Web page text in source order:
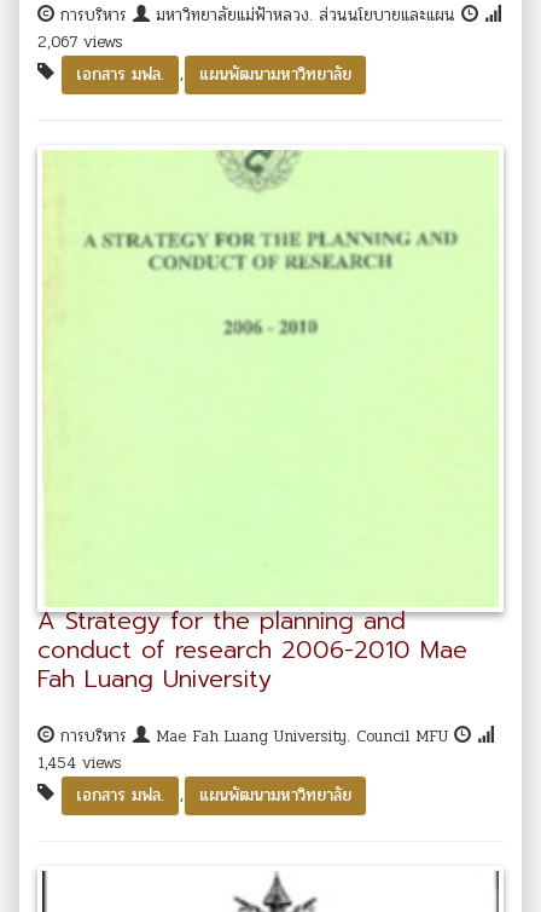
การบริหาร
มหาวิทยาลัยแม่ฟ้าหลวง. ส่วนนโยบายและแผน
2,067 views
เอกสาร มฟล.
, แผนพัฒนามหาวิทยาลัย
A Strategy for the planning and
conduct of research 2006-2010 Mae
Fah Luang University
การบริหาร
Mae Fah Luang University. Council MFU
1,454 views
เอกสาร มฟล.
, แผนพัฒนามหาวิทยาลัย